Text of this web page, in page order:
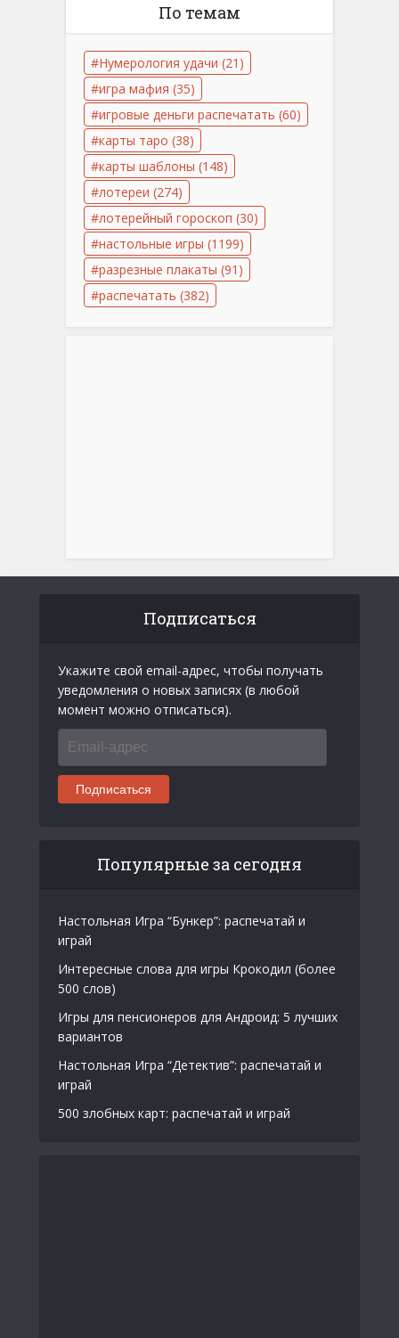
По темам
Нумерология удачи (21)
игра мафия (35)
игровые деньги распечатать (60)
карты таро (38)
карты шаблоны (148)
лотереи (274)
лотерейный гороскоп (30)
настольные игры (1199)
разрезные плакаты (91)
распечатать (382)
Подписаться
Укажите свой email-адрес, чтобы получать
уведомления о новых записях (в любой
момент можно отписаться).
Email-
адрес
Подписаться
Популярные за сегодня
Настольная Игра “Бункер”: распечатай и
играй
Интересные слова для игры Крокодил (более
500 слов)
Игры для пенсионеров для Андроид: 5 лучших
вариантов
Настольная Игра “Детектив”: распечатай и
играй
500 злобных карт: распечатай и играй